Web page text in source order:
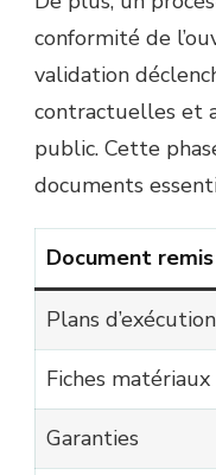
conformité de
validation
contractuelles et
public. Cette
documents
Document remis
Plans d’exécution
Fiches matériaux
Garanties